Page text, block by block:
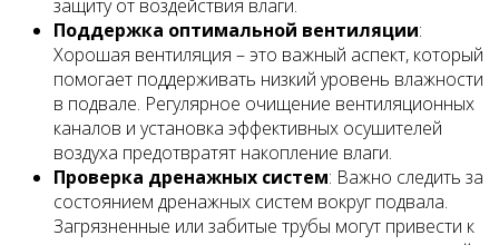
защиту от воздействия влаги.
Поддержка оптимальной вентиляции:
Хорошая вентиляция – это важный аспект, который
помогает поддерживать низкий уровень влажности
в подвале. Регулярное очищение вентиляционных
каналов и установка эффективных осушителей
воздуха предотвратят накопление влаги.
Проверка дренажных систем: Важно следить за
состоянием дренажных систем вокруг подвала.
Загрязненные или забитые трубы могут привести к